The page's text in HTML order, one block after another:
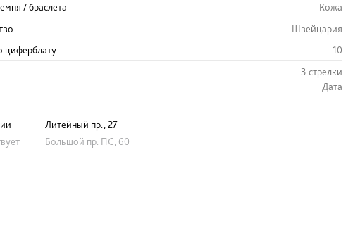
/ браслета
Кожа
Швейцария
циферблату
10
3 стрелки
Дата
Литейный пр., 27
Большой пр. ПС, 60